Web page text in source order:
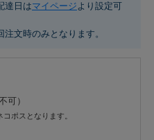
達日はマイページより設定可
文時のみとなります。
可）
ポスとなります。